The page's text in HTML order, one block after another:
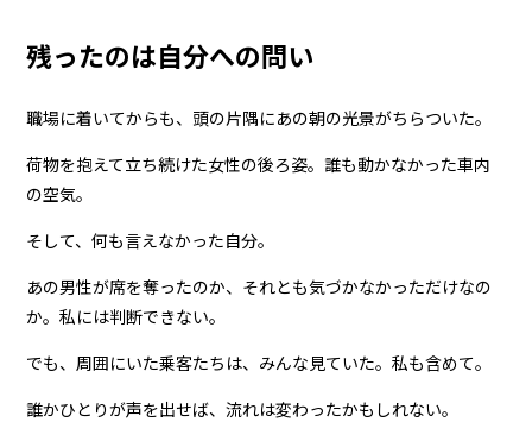
残ったのは自分への問い
職場に着いてからも、頭の片隅にあの朝の光景がちらついた。
荷物を抱えて立ち続けた女性の後ろ姿。誰も動かなかった車内
の空気。
そして、何も言えなかった自分。
あの男性が席を奪ったのか、それとも気づかなかっただけなの
か。私には判断できない。
でも、周囲にいた乗客たちは、みんな見ていた。私も含めて。
誰かひとりが声を出せば、流れは変わったかもしれない。